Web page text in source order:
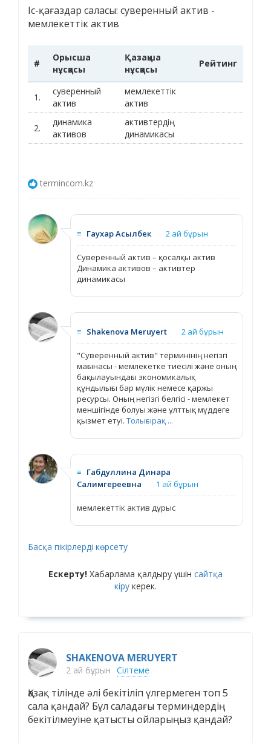
Іс-қағаздар саласы: суверенный актив -
мемлекеттік актив
#
Орысша
нұсқасы
Қазақша
нұсқасы
Рейтинг
1.
суверенный
актив
мемлекеттік
актив
2.
динамика
активов
активтердің
динамикасы
termincom.kz
≡ Гаухар Асылбек 2 ай бұрын
Суверенный актив – қосалқы актив
Динамика активов – активтер
динамикасы
≡ Shakenova Meruyert 2 ай бұрын
"Суверенный актив" терминінің негізгі
мағынасы - мемлекетке тиесілі және оның
бақылауындағы экономикалық
құндылығы бар мүлік немесе қаржы
ресурсы. Оның негізгі белгісі - мемлекет
меншігінде болуы және ұлттық мүддеге
қызмет етуі. Толығырақ ...
≡ Габдуллина Динара
Салимгереевна
1 ай бұрын
мемлекеттік актив дұрыс
Басқа пікірлерді көрсету
Ескерту! Хабарлама қалдыру үшін сайтқа
кіру керек.
SHAKENOVA MERUYERT
2 ай бұрын Сілтеме
Қазақ тілінде әлі бекітіліп үлгермеген топ 5
сала қандай? Бұл саладағы терминдердің
бекітілмеуіне қатысты ойларыңыз қандай?